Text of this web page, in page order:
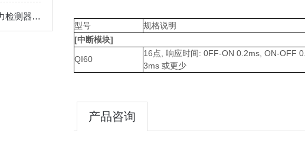
从薄膜到金属箔：三菱张力检测器在多行业卷材加工中的应用
型号 规格说明
[中断模块]
QI60
16点, 响应时间: 0FF-ON 0.2ms, ON-OFF 0.
3ms 或更少
产品咨询